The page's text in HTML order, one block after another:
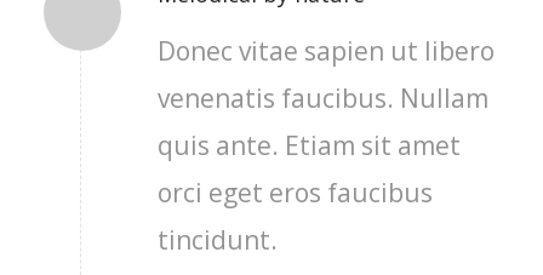
Donec vitae sapien ut libero
venenatis faucibus. Nullam
quis ante. Etiam sit amet
orci eget eros faucibus
tincidunt.